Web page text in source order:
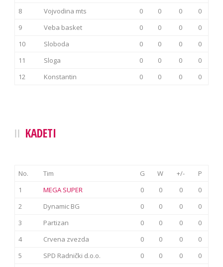
8
Vojvodina mts 0 0 0
0
9
Veba basket 0 0 0
0
10
Sloboda 0 0 0
0
11
Sloga 0 0 0
0
12
Konstantin 0 0 0 0
KADETI
No. Tim G W +/-
P
1
MEGA SUPER 0 0 0
0
2
Dynamic BG 0 0 0
0
3
Partizan 0 0 0
0
4
Crvena zvezda 0 0 0
0
5
SPD Radnički d.o.o. 0 0 0
0